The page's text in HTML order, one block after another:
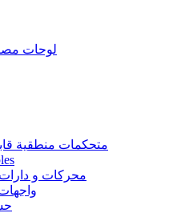
لوحات
متحكمات منطقية
محركات و